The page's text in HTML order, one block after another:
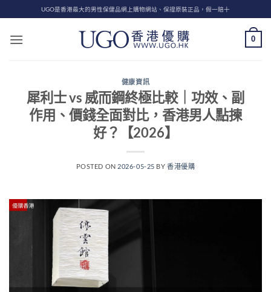
to
content
UGO是香港最大的男性保健品網上購物網站、保證原裝正品，假一賠十
0
健康資訊
犀利士 vs 威而鋼終極比較｜功效、副
作用、價錢全面對比，香港男人點揀
好？【2026】
POSTED ON 2026-05-25 BY香港優購